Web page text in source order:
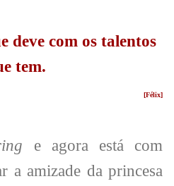
deve com os talentos
tem.
[Félix]
e agora está com
a amizade da princesa